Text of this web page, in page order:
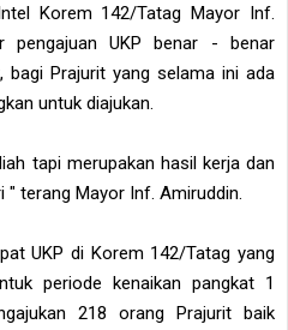
Korem 142/Tatag Mayor Inf.
pengajuan UKP benar - benar
bagi Prajurit yang selama ini ada
untuk diajukan.
tapi merupakan hasil kerja dan
terang Mayor Inf. Amiruddin.
UKP di Korem 142/Tatag yang
periode kenaikan pangkat 1
218 orang Prajurit baik